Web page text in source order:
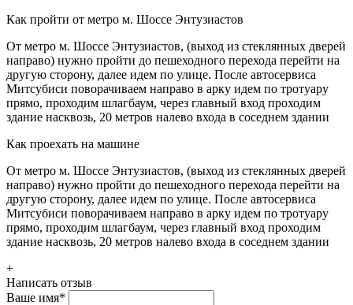
Как пройти от метро м. Шоссе Энтузиастов
От метро м. Шоссе Энтузиастов, (выход из стеклянных дверей
направо) нужно пройти до пешеходного перехода перейти на
другую сторону, далее идем по улице. После автосервиса
Митсубиси поворачиваем направо в арку идем по тротуару
прямо, проходим шлагбаум, через главный вход проходим
здание насквозь, 20 метров налево входа в соседнем здании
Как проехать на машине
От метро м. Шоссе Энтузиастов, (выход из стеклянных дверей
направо) нужно пройти до пешеходного перехода перейти на
другую сторону, далее идем по улице. После автосервиса
Митсубиси поворачиваем направо в арку идем по тротуару
прямо, проходим шлагбаум, через главный вход проходим
здание насквозь, 20 метров налево входа в соседнем здании
+
Написать отзыв
Ваше имя*